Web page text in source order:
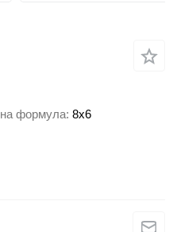
формула 8x6